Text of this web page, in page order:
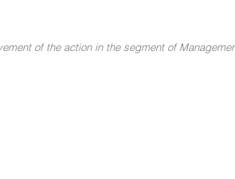
of the action in the segment of